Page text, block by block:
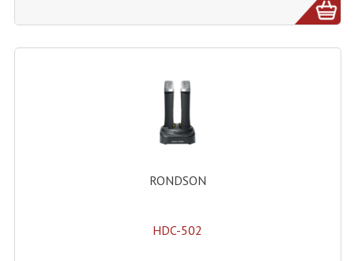
Compresseurs , Limiteurs , Noise Gate
Enceintes Et Caissons Basses
Packs Sono
Enceintes Passives Sono
RONDSON
HDC-502